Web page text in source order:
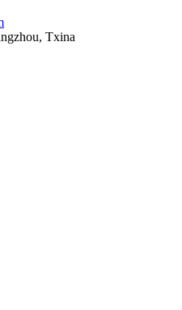
Txina